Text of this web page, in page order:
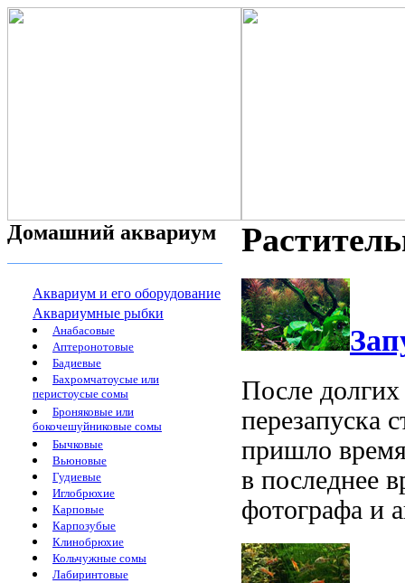
Домашний аквариум
Аквариум и его оборудование
Аквариумные рыбки
Анабасовые
Аптеронотовые
Бадиевые
Бахромчатоусые или
перистоусые сомы
Броняковые или
бокочешуйниковые сомы
Бычковые
Вьюновые
Гудиевые
Иглобрюхие
Карповые
Карпозубые
Клинобрюхие
Кольчужные сомы
Лабиринтовые
После
перезапуска
пришло
в последнее
фотографа и